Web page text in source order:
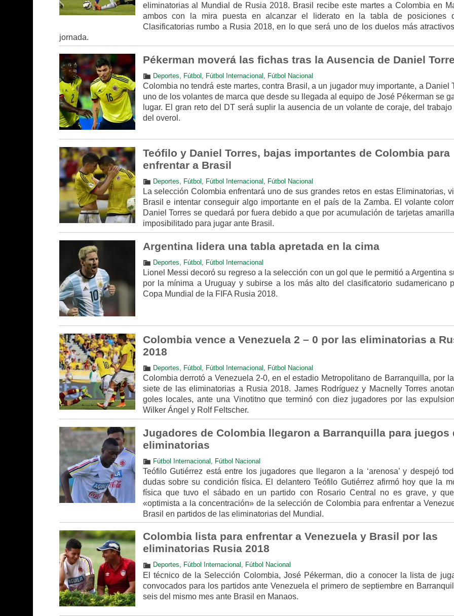
eliminatorias al Mundial de Rusia 2018. Brasil recibe este martes a Colombia en
ambos con la mira puesta en alcanzar el liderato en la tabla de posiciones
Clasificatorias rumbo a Rusia 2018, en lo que será uno de los duelos más
jornada.
Pékerman moverá las fichas tras la Ausencia de Daniel
Deportes Fútbol Fútbol Internacional Fútbol Nacional
Colombia no tendrá este martes, contra Brasil, a un jugador muy importante, a Daniel
uno de los volantes de marca que desde su llegada al equipo de José Pékerman se
lugar. El gran reto del DT será suplir la ausencia de un volante de coraje, del trabajo
del overol.
Teófilo y Daniel Torres, bajas importantes de Colombia para
enfrentar a Brasil
Deportes Fútbol Fútbol Internacional Fútbol Nacional
La selección Colombia enfrentará uno de sus grandes retos en estas Eliminatorias,
Brasil e intentar conseguir algo importante en el país de la Zamba. El volante
Daniel Torres se quedará por fuera debido a que por acumulación de tarjetas
imposibilitado para jugar ante Brasil.
Argentina lidera una tabla apretada en la cima
Deportes Fútbol Fútbol Internacional
Lionel Messi decoró su regreso a la selección con un gol que le permitió a Argentina
por la mínima a Uruguay y subirse a los más alto del clasificatorio sudamericano
Copa Mundial de la FIFA Rusia 2018.
Colombia vence a Venezuela 2 – 0 por las eliminatorias a
2018
Deportes Fútbol Fútbol Internacional Fútbol Nacional
Colombia derrotó a Venezuela 2-0, en el estadio Metropolitano de Barranquilla, por
siete de las eliminatorias a Rusia 2018. James Rodríguez y Macnelly Torres
goles locales, ante una Vinotitno que terminó con diez jugadores por las
Wilker Ángel y Rolf Feltscher.
Jugadores de Colombia llegaron a Barranquilla para juegos
eliminatorias
Fútbol Internacional Fútbol Nacional
Teófilo Gutiérrez está entre los jugadores que llegaron a la ‘arenosa’ y despejó
dudas sobre su condición física. El delantero Teófilo Gutiérrez afirmó hoy que la
física que tuvo el sábado en un partido con Rosario Central no es grave, y
«optimista a la concentración» de la selección de Colombia para enfrentar a
Brasil en partidos de las eliminatorias del Mundial.
Colombia lista para enfrentar a Venezuela y Brasil por las
eliminatorias Rusia 2018
Deportes, Fútbol Internacional , Fútbol Nacional
El técnico de la Selección Colombia, José Pékerman, dio a conocer la lista de
convocados para los partidos ante Venezuela el primero de septiembre en
seis del mismo mes ante Brasil en Manaos.